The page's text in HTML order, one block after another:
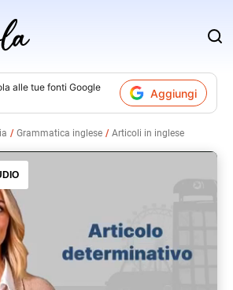
alle tue fonti Google
Aggiungi
Grammatica inglese Articoli in inglese